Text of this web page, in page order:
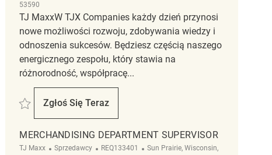
53590
TJ MaxxW TJX Companies każdy dzień przynosi
nowe możliwości rozwoju, zdobywania wiedzy i
odnoszenia sukcesów. Będziesz częścią naszego
energicznego zespołu, który stawia na
różnorodność, współpracę...
Zapisać Merchandising Department Supervisor REQ137650
Zgłoś Się Teraz
Merchandising Department Supervisor
MERCHANDISING DEPARTMENT SUPERVISOR
TJ Maxx Kategoria
Sprzedawcy ReqId
REQ133401 Lokalizacja
Sun Prairie, Wisconsin,